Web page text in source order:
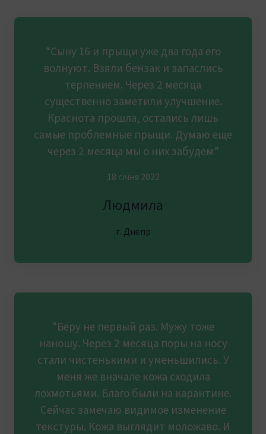
“Сыну 16 и прыщи уже два года его
волнуют. Взяли бензак и запаслись
терпением. Через 2 месяца
существенно заметили улучшение.
Краснота прошла, остались лишь
самые проблемные прыщи. Думаю еще
через 2 месяца мы о них забудем”
18 січня 2022
Людмила
г. Днепр
“Беру не первый раз. Мужу тоже
наношу. Через 2 месяца поры на носу
стали чистенькими и уменьшились. У
меня же вначале кожа сходила
лохмотьями. Благо были на карантине.
Сейчас замечаю видимое изменение
текстуры. Кожа выглядит моложаво. И